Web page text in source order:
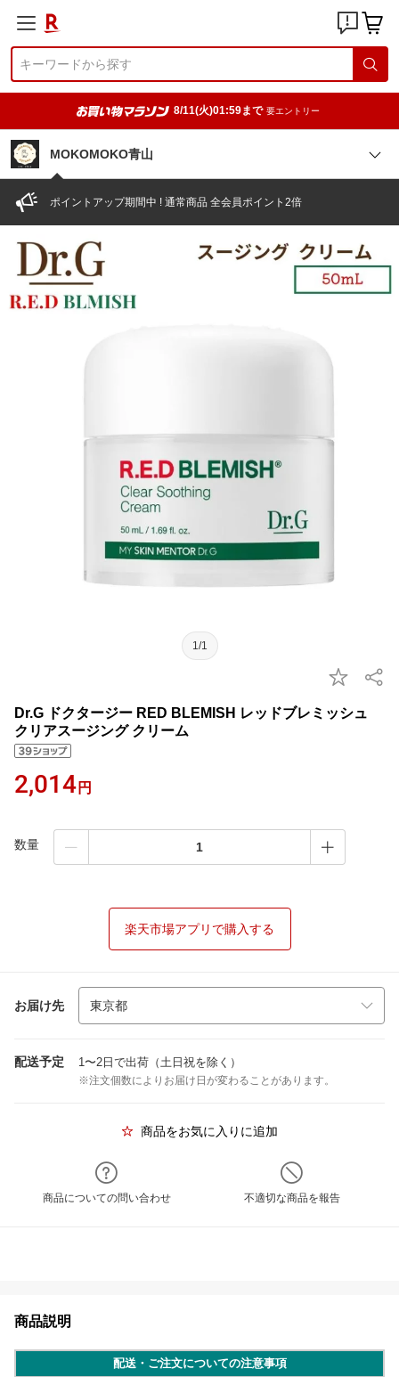
8/11(火)01:59まで 要エントリー
MOKOMOKO青山
ポイントアップ期間中 ! 通常商品 全会員ポイント2倍
1/1
Dr.G ドクタージー RED BLEMISH レッドブレミッシュ
クリアスージング クリーム
2,014 円
数量
楽天市場アプリで購入する
お届け先
配送予定 1〜2日で出荷（土日祝を除く）
※注文個数によりお届け日が変わることがあります。
商品をお気に入りに追加
商品についての問い合わせ 不適切な商品を報告
商品説明
配送・ご注文についての注意事項